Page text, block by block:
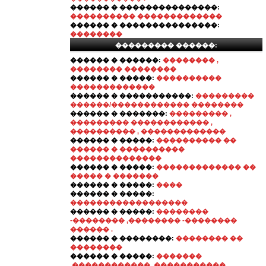
������ � ���������������:
���������� �������������
������ � ���������������:
��������
��������� ������:
������ � ������: �������� ,
�������� ��������
������ � �����: ����������
�������������
������ � �����������: ���������
������/������������ ��������
������ � �������: ��������� ,
��������� ������������ ,
���������� , �������������
������ � �����: ���������� ��
������ � ����������
��������������
������ � �����: ������������� ��
����� � �������
������ � �����: ����
������ � �����:
������������������
������ � �����: ��������
-�������� ,�������� -��������
������ .
������ � ��������: �������� ��
��������
������ � �����: �������